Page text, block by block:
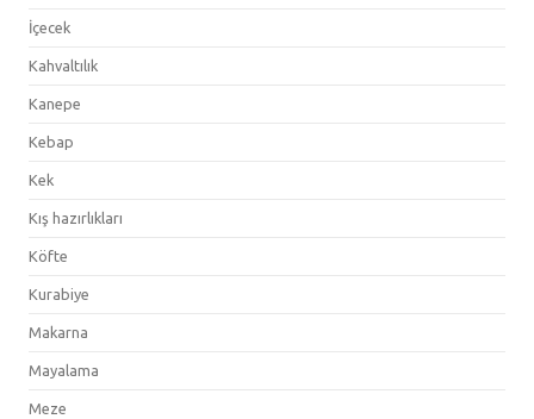
İçecek
Kahvaltılık
Kanepe
Kebap
Kek
Kış hazırlıkları
Köfte
Kurabiye
Makarna
Mayalama
Meze